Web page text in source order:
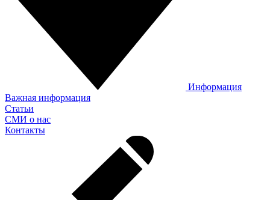
Информация
Важная информация
Статьи
СМИ о нас
Контакты